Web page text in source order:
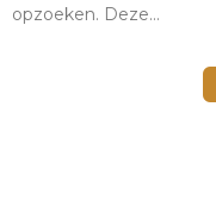
opzoeken. Deze...